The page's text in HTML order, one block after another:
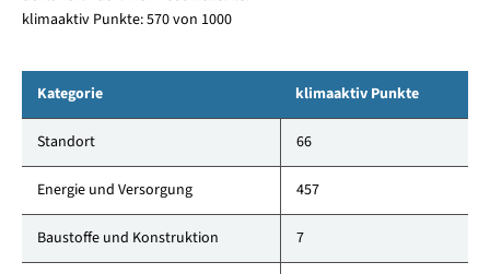
klimaaktiv Punkte: 570 von 1000
Kategorie klimaaktiv Punkte
Standort 66
Energie und Versorgung 457
Baustoffe und Konstruktion 7